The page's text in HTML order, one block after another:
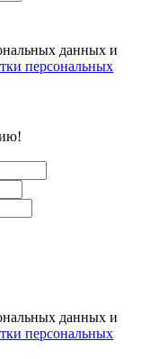
данных и
персональных
данных и
персональных